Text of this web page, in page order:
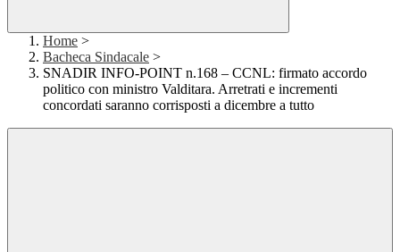
Home >
Bacheca Sindacale >
SNADIR INFO-POINT n.168 – CCNL: firmato accordo
politico con ministro Valditara. Arretrati e incrementi
concordati saranno corrisposti a dicembre a tutto